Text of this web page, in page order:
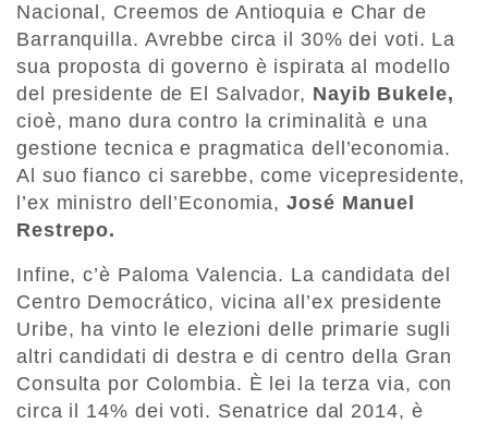
Nacional, Creemos de Antioquia e Char de
Barranquilla. Avrebbe circa il 30% dei voti. La
sua proposta di governo è ispirata al modello
del presidente de El Salvador, Nayib Bukele,
cioè, mano dura contro la criminalità e una
gestione tecnica e pragmatica dell’economia.
Al suo fianco ci sarebbe, come vicepresidente,
l’ex ministro dell’Economia, José Manuel
Restrepo.
Infine, c’è Paloma Valencia. La candidata del
Centro Democrático, vicina all’ex presidente
Uribe, ha vinto le elezioni delle primarie sugli
altri candidati di destra e di centro della Gran
Consulta por Colombia. È lei la terza via, con
circa il 14% dei voti. Senatrice dal 2014, è